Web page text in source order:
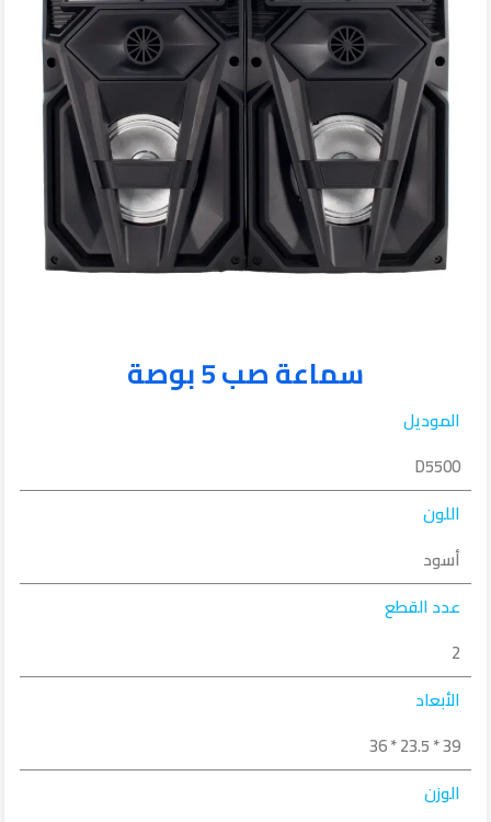
سماعة صب 5 بوصة
الموديل
D5500
اللون
أسود
عدد القطع
2
الأبعاد
39 * 23.5 * 36
الوزن